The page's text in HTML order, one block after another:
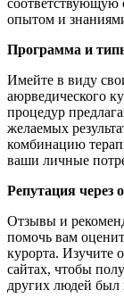
соответствующую
опытом и
Программа и
Имейте в виду
аюрведического
процедур
желаемых
комбинацию
ваши личные
Репутация через
Отзывы и
помочь вам
курорта. Изучите
сайтах, чтобы
других людей был